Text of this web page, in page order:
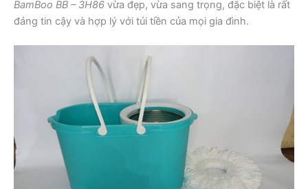
BamBoo BB – 3H86 vừa đẹp, vừa sang trọng, đặc biệt là rất
đáng tin cậy và hợp lý với túi tiền của mọi gia đình.